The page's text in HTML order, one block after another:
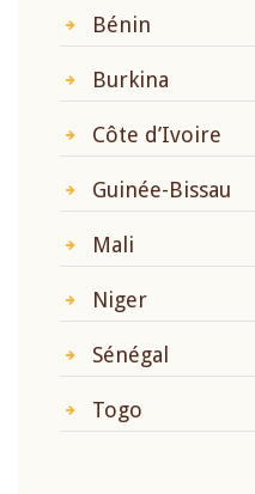
Bénin
Burkina
Côte d’Ivoire
Guinée-Bissau
Mali
Niger
Sénégal
Togo